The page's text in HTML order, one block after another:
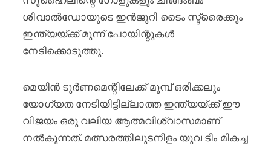
ശിവാൽഡോയുടെ ഇൻജുറി ടൈം സ്ട്രൈക്കും
ഇന്ത്യയ്ക്ക് മൂന്ന് പോയിന്റുകൾ
നേടിക്കൊടുത്തു.
മെയിൻ ടൂർണമെന്റിലേക്ക് മുമ്പ് ഒരിക്കലും
യോഗ്യത നേടിയിട്ടില്ലാത്ത ഇന്ത്യയ്ക്ക് ഈ
വിജയം ഒരു വലിയ ആത്മവിശ്വാസമാണ്
നൽകുന്നത്. മത്സരത്തിലുടനീളം യുവ ടീം മികച്ച